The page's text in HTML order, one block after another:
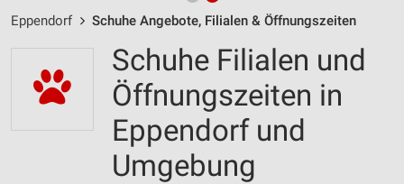
Eppendorf Schuhe Angebote, Filialen & Öffnungszeiten
Schuhe Filialen und
Öffnungszeiten in
Eppendorf und
Umgebung